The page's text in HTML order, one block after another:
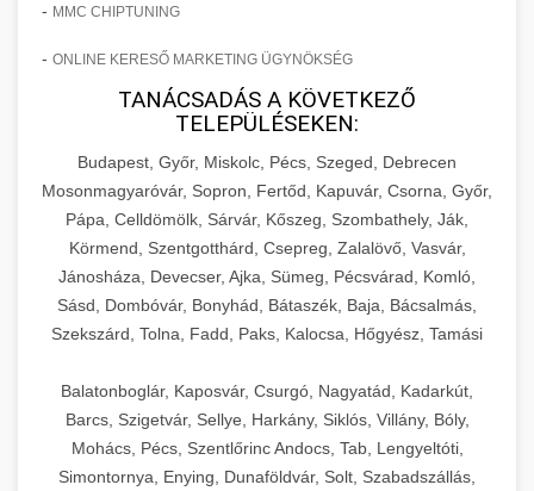
- MMC CHIPTUNING
- ONLINE KERESŐ MARKETING ÜGYNÖKSÉG
TANÁCSADÁS A KÖVETKEZŐ
TELEPÜLÉSEKEN:
Budapest, Győr, Miskolc, Pécs, Szeged, Debrecen
Mosonmagyaróvár, Sopron, Fertőd, Kapuvár, Csorna, Győr,
Pápa, Celldömölk, Sárvár, Kőszeg, Szombathely, Ják,
Körmend, Szentgotthárd, Csepreg, Zalalövő, Vasvár,
Jánosháza, Devecser, Ajka, Sümeg, Pécsvárad, Komló,
Sásd, Dombóvár, Bonyhád, Bátaszék, Baja, Bácsalmás,
Szekszárd, Tolna, Fadd, Paks, Kalocsa, Hőgyész, Tamási
Balatonboglár, Kaposvár, Csurgó, Nagyatád, Kadarkút,
Barcs, Szigetvár, Sellye, Harkány, Siklós, Villány, Bóly,
Mohács, Pécs, Szentlőrinc Andocs, Tab, Lengyeltóti,
Simontornya, Enying, Dunaföldvár, Solt, Szabadszállás,